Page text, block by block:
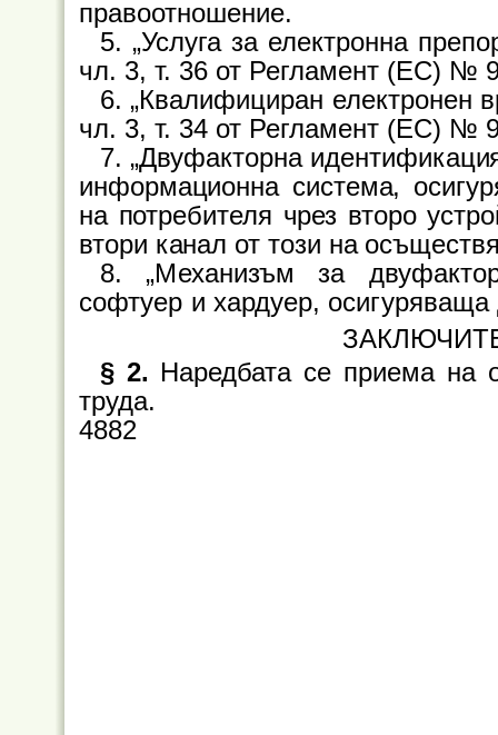
правоотношение.
5. „Услуга за електронна
чл. 3, т. 36 от Регламент (ЕС) №
6. „Квалифициран електронен
чл. 3, т. 34 от Регламент (ЕС) №
7. „Двуфакторна
информационна система,
на потребителя чрез второ
втори канал от този на
8. „Механизъм за
софтуер и хардуер,
§ 2. Наредбата се приема на
труда.
4882